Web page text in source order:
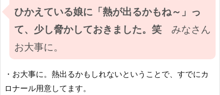
ひかえている娘に「熱が出るかもね～」っ
て、少し脅かしておきました。笑 みなさん
お大事に。
・お大事に。熱出るかもしれないということで、すでにカ
ロナール用意してます。